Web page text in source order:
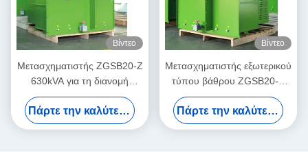
Βίντεο
Μετασχηματιστής ZGSB20-Z
630kVA για τη διανομή
ηλεκτρικού δικτύου
Πάρτε την καλύτερη τιμή
Βίντεο
Μετασχηματιστής εξωτερικού
τύπου βάθρου ZGSB20-Z
630kVA συμμορφούμενος με
την ANSI για τη διανομή
ηλεκτρικής ενέργειας
Πάρτε την καλύτερη τιμή